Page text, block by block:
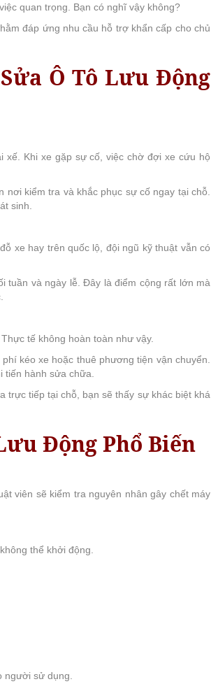
quan trọng. Bạn có nghĩ vậy không?
đáp ứng nhu cầu hỗ trợ khẩn cấp cho chủ
Ô Tô Lưu Động
xế. Khi xe gặp sự cố, việc chờ đợi xe cứu hộ
kiểm tra và khắc phục sự cố ngay tại chỗ.
sinh.
xe hay trên quốc lộ, đội ngũ kỹ thuật vẫn có
tuần và ngày lễ. Đây là điểm cộng rất lớn mà
tế không hoàn toàn như vậy.
kéo xe hoặc thuê phương tiện vận chuyển.
hành sửa chữa.
trực tiếp tại chỗ, bạn sẽ thấy sự khác biệt khá
Động Phổ Biến
viên sẽ kiểm tra nguyên nhân gây chết máy
thể khởi động.
người sử dụng.